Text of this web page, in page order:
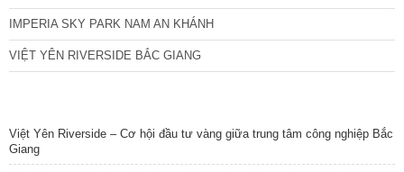
IMPERIA SKY PARK NAM AN KHÁNH
VIỆT YÊN RIVERSIDE BẮC GIANG
Việt Yên Riverside – Cơ hội đầu tư vàng giữa trung tâm công nghiệp Bắc
Giang